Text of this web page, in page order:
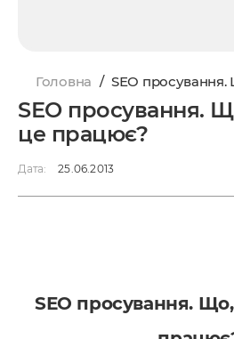
Головна / SЕО просування.
SЕО просування.
це працює?
Дата: 25.06.2013
SЕО просування.